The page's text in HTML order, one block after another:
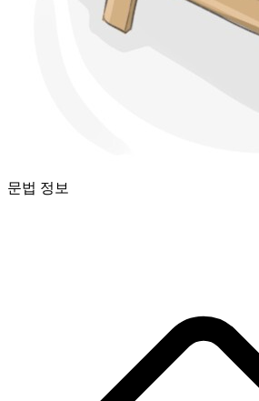
문법 정보